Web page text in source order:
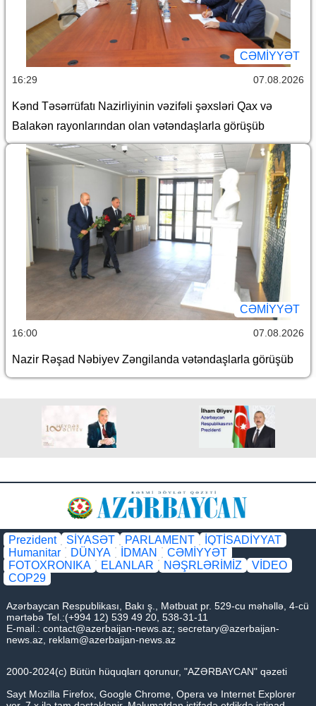
CƏMİYYƏT
16:29 07.08.2026
Kənd Təsərrüfatı Nazirliyinin vəzifəli şəxsləri Qax və
Balakən rayonlarından olan vətəndaşlarla görüşüb
CƏMİYYƏT
16:00 07.08.2026
Nazir Rəşad Nəbiyev Zəngilanda vətəndaşlarla görüşüb
Prezident SİYASƏT PARLAMENT
İQTİSADİYYAT
Humanitar
DÜNYA İDMAN
CƏMİYYƏT
FOTOXRONIKA
ELANLAR NƏŞRLƏRİMİZ
VİDEO
COP29
Azərbaycan Respublikası, Bakı ş., Mətbuat pr. 529-cu məhəllə, 4-cü
mərtəbə Tel.:(+994 12) 539 49 20, 538-31-11
E-mail.: contact@azerbaijan-news.az; secretary@azerbaijan-
news.az reklam@azerbaijan-news.az
2000-2024(c) Bütün hüquqları qorunur, "AZƏRBAYCAN" qəzeti
Sayt Mozilla Firefox, Google Chrome, Opera və Internet Explorer